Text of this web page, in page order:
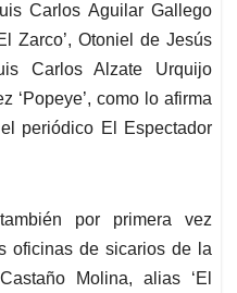
Carlos Aguilar Gallego
Zarco’, Otoniel de Jesús
Carlos Alzate Urquijo
‘Popeye’, como lo afirma
periódico El Espectador
por primera vez
oficinas de sicarios de la
Molina, alias ‘El